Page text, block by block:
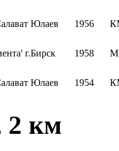
Юлаев 1956
г.Бирск 1958
Юлаев 1954
км